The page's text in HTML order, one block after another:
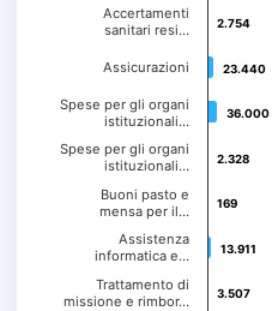
2.754
2.754
23.440
23.440
36.000
36.000
2.328
2.328
169
169
13.911
13.911
3.507
3.507
Accertamenti
sanitari resi…
Assicurazioni
Spese per gli organi
istituzionali…
Spese per gli organi
istituzionali…
Buoni pasto e
mensa per il…
Assistenza
informatica e…
Trattamento di
missione e rimbor…